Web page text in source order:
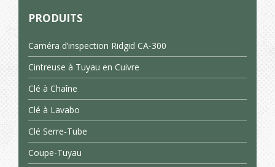
PRODUITS
Caméra d’inspection Ridgid CA-300
Cintreuse à Tuyau en Cuivre
Clé à Chaîne
Clé à Lavabo
Clé Serre-Tube
Coupe-Tuyau